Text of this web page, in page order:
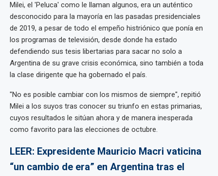
Milei, el 'Peluca' como le llaman algunos, era un auténtico
desconocido para la mayoría en las pasadas presidenciales
de 2019, a pesar de todo el empeño histriónico que ponía en
los programas de televisión, desde donde ha estado
defendiendo sus tesis libertarias para sacar no solo a
Argentina de su grave crisis económica, sino también a toda
la clase dirigente que ha gobernado el país.
"No es posible cambiar con los mismos de siempre", repitió
Milei a los suyos tras conocer su triunfo en estas primarias,
cuyos resultados le sitúan ahora y de manera inesperada
como favorito para las elecciones de octubre.
LEER: Expresidente Mauricio Macri vaticina
“un cambio de era” en Argentina tras el